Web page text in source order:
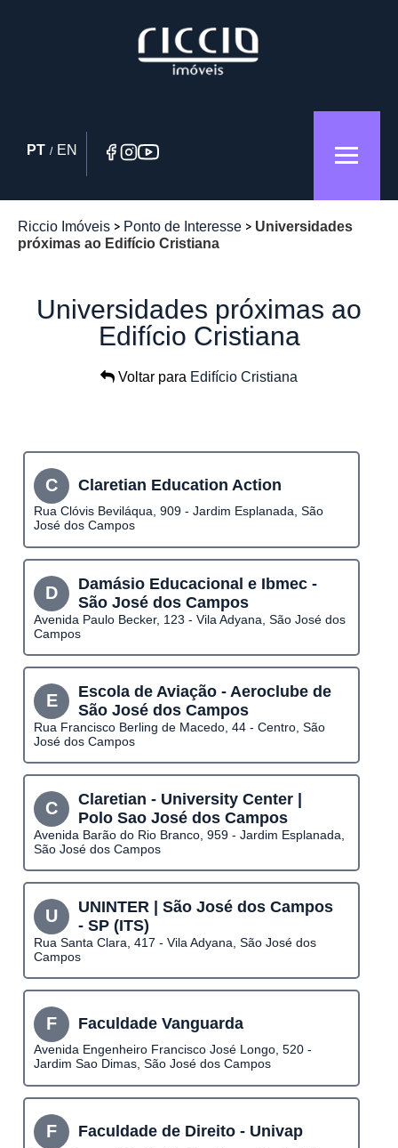
PT / EN
Riccio Imóveis Ponto de Interesse
Universidades
próximas ao Edifício Cristiana
Universidades próximas ao
Edifício Cristiana
Voltar para Edifício Cristiana
C Claretian Education Action
Rua Clóvis Beviláqua, 909 - Jardim Esplanada, São
José dos Campos
D
Damásio Educacional e Ibmec -
São José dos Campos
Avenida Paulo Becker, 123 - Vila Adyana, São José dos
Campos
E
Escola de Aviação - Aeroclube de
São José dos Campos
Rua Francisco Berling de Macedo, 44 - Centro, São
José dos Campos
C
Claretian - University Center |
Polo Sao José dos Campos
Avenida Barão do Rio Branco, 959 - Jardim Esplanada,
São José dos Campos
U
UNINTER | São José dos Campos
- SP (ITS)
Rua Santa Clara, 417 - Vila Adyana, São José dos
Campos
F Faculdade Vanguarda
Avenida Engenheiro Francisco José Longo, 520 -
Jardim Sao Dimas, São José dos Campos
F Faculdade de Direito - Univap